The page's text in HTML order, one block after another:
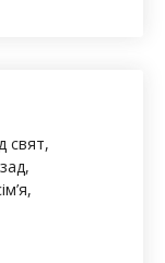
свят,